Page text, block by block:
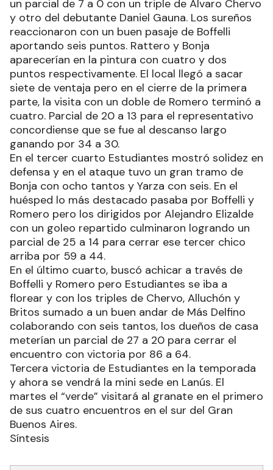
un parcial de 7 a 0 con un triple de Álvaro Chervo
y otro del debutante Daniel Gauna. Los sureños
reaccionaron con un buen pasaje de Boffelli
aportando seis puntos. Rattero y Bonja
aparecerían en la pintura con cuatro y dos
puntos respectivamente. El local llegó a sacar
siete de ventaja pero en el cierre de la primera
parte, la visita con un doble de Romero terminó a
cuatro. Parcial de 20 a 13 para el representativo
concordiense que se fue al descanso largo
ganando por 34 a 30.
En el tercer cuarto Estudiantes mostró solidez en
defensa y en el ataque tuvo un gran tramo de
Bonja con ocho tantos y Yarza con seis. En el
huésped lo más destacado pasaba por Boffelli y
Romero pero los dirigidos por Alejandro Elizalde
con un goleo repartido culminaron logrando un
parcial de 25 a 14 para cerrar ese tercer chico
arriba por 59 a 44.
En el último cuarto, buscó achicar a través de
Boffelli y Romero pero Estudiantes se iba a
florear y con los triples de Chervo, Alluchón y
Britos sumado a un buen andar de Más Delfino
colaborando con seis tantos, los dueños de casa
meterían un parcial de 27 a 20 para cerrar el
encuentro con victoria por 86 a 64.
Tercera victoria de Estudiantes en la temporada
y ahora se vendrá la mini sede en Lanús. El
martes el “verde” visitará al granate en el primero
de sus cuatro encuentros en el sur del Gran
Buenos Aires.
Síntesis